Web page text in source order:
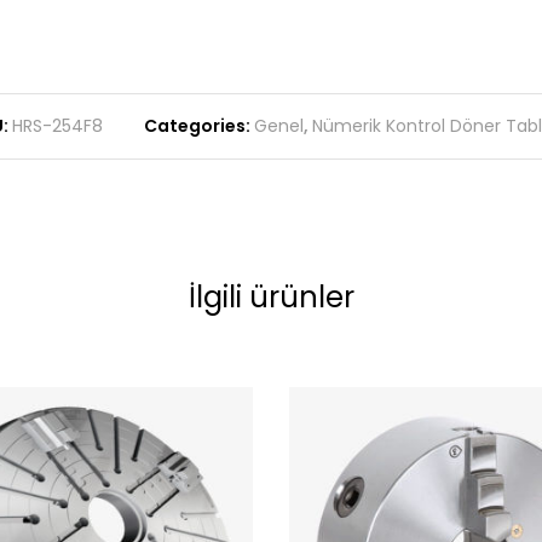
HRS-254F8 Categories: Genel, Nümerik Kontrol Döner
İlgili ürünler